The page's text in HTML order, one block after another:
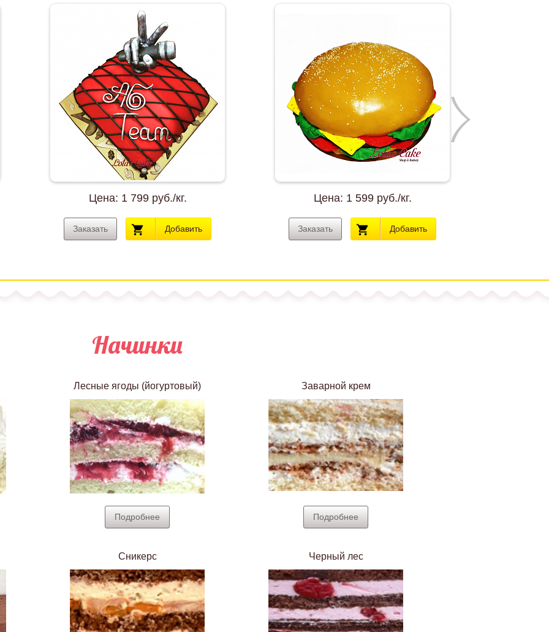
Previous
Цена: 1 799 руб./кг.
Заказать Добавить
Цена: 1 599 руб./кг.
Заказать Добавить
Начинки
Лесные ягоды (йогуртовый)
Подробнее
Заварной крем
Подробнее
Сникерс Черный лес